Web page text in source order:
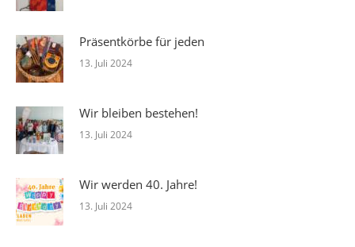
Präsentkörbe für jeden
13. Juli 2024
Wir bleiben bestehen!
13. Juli 2024
Wir werden 40. Jahre!
13. Juli 2024